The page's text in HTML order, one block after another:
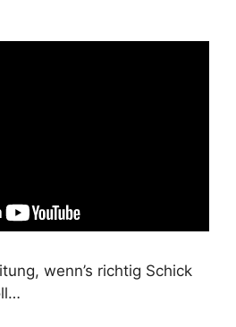
wenn’s richtig Schick